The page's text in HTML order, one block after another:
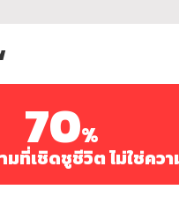
70%
มที่เชิดชูชีวิต ไม่ใช่คว